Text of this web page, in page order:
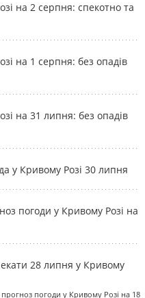
на 2 серпня: спекотно та
на 1 серпня: без опадів
на 31 липня: без опадів
у Кривому Розі 30 липня
погоди у Кривому Розі на
28 липня у Кривому
погоди у Кривому Розі на 18